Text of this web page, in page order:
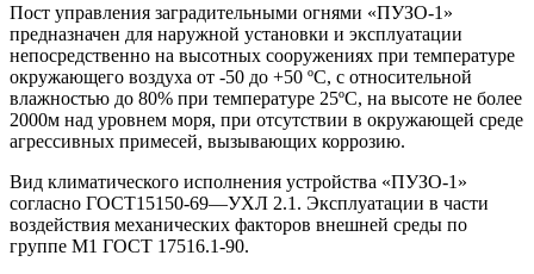
Пост управления заградительными огнями «ПУЗО-1»
предназначен для наружной установки и эксплуатации
непосредственно на высотных сооружениях при температуре
окружающего воздуха от -50 до +50 ºС, с относительной
влажностью до 80% при температуре 25ºС, на высоте не более
2000м над уровнем моря, при отсутствии в окружающей среде
агрессивных примесей, вызывающих коррозию.
Вид климатического исполнения устройства «ПУЗО-1»
согласно ГОСТ15150-69—УХЛ 2.1. Эксплуатации в части
воздействия механических факторов внешней среды по
группе М1 ГОСТ 17516.1-90.